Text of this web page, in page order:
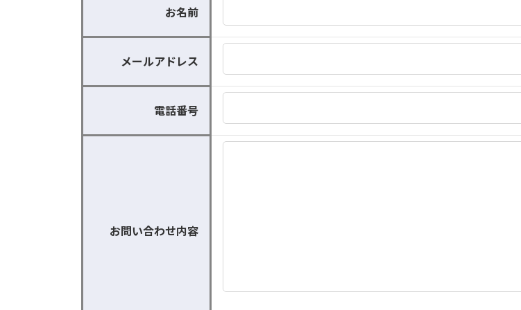
お名前
メールアドレス
電話番号
お問い合わせ内容